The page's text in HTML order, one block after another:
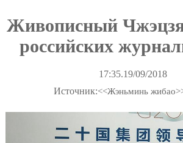
Живописный
российских
17:35.19/09/2018
Источник:<<Жэньминь